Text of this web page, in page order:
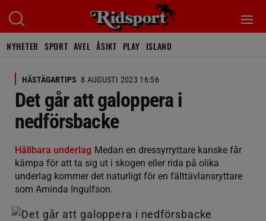
NYHETER SPORT AVEL ÅSIKT PLAY ISLAND
HÄSTÄGARTIPS 8 AUGUSTI 2023 16:56
Det går att galoppera i
nedförsbacke
Hållbara underlag Medan en dressyrryttare kanske får
kämpa för att ta sig ut i skogen eller rida på olika
underlag kommer det naturligt för en fälttävlansryttare
som Aminda Ingulfson.